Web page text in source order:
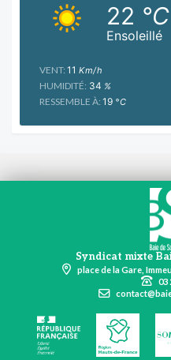
Ensoleillé
22 °C
VENT: 11 Km/h
HUMIDITÉ: 34 %
RESSEMBLE À: 19 °C
Syndicat mixte
place de la Gare,
03